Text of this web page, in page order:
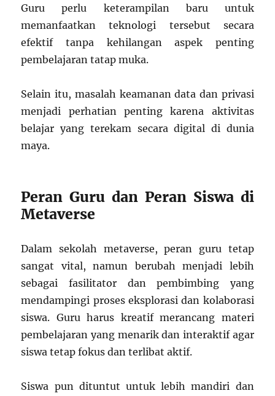
Guru perlu keterampilan baru untuk
memanfaatkan teknologi tersebut secara
efektif tanpa kehilangan aspek penting
pembelajaran tatap muka.
Selain itu, masalah keamanan data dan privasi
menjadi perhatian penting karena aktivitas
belajar yang terekam secara digital di dunia
maya.
Peran Guru dan Peran Siswa di
Metaverse
Dalam sekolah metaverse, peran guru tetap
sangat vital, namun berubah menjadi lebih
sebagai fasilitator dan pembimbing yang
mendampingi proses eksplorasi dan kolaborasi
siswa. Guru harus kreatif merancang materi
pembelajaran yang menarik dan interaktif agar
siswa tetap fokus dan terlibat aktif.
Siswa pun dituntut untuk lebih mandiri dan